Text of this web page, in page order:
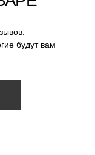
будут вам